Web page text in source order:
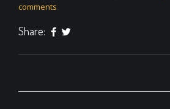
comments
Share: